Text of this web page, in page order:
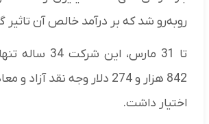
روبه‌رو شد که بر درآمد خالص آن
842 هزار و 274 دلار وجه نقد
اختیار داشت.